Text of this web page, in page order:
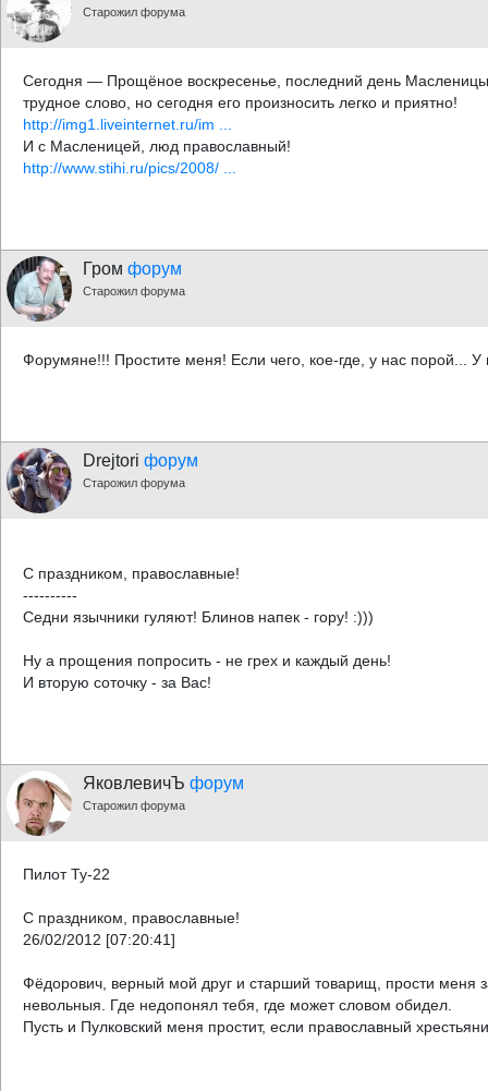
Старожил форума
Сегодня — Прощёное воскресенье, последний день
трудное слово, но сегодня его произносить легко и приятно!
http://img1.liveinternet.ru/im ...
И с Масленицей, люд православный!
http://www.stihi.ru/pics/2008/ ...
Гром форум
Старожил форума
Форумяне!!! Простите меня! Если чего, кое-где, у нас порой...
Drejtori форум
Старожил форума
С праздником, православные!
----------
Седни язычники гуляют! Блинов напек - гору! :)))
Ну а прощения попросить - не грех и каждый день!
И вторую соточку - за Вас!
ЯковлевичЪ форум
Старожил форума
Пилот Ту-22
С праздником, православные!
26/02/2012 [07:20:41]
Фёдорович, верный мой друг и старший товарищ, прости меня
невольныя. Где недопонял тебя, где может словом обидел.
Пусть и Пулковский меня простит, если православный